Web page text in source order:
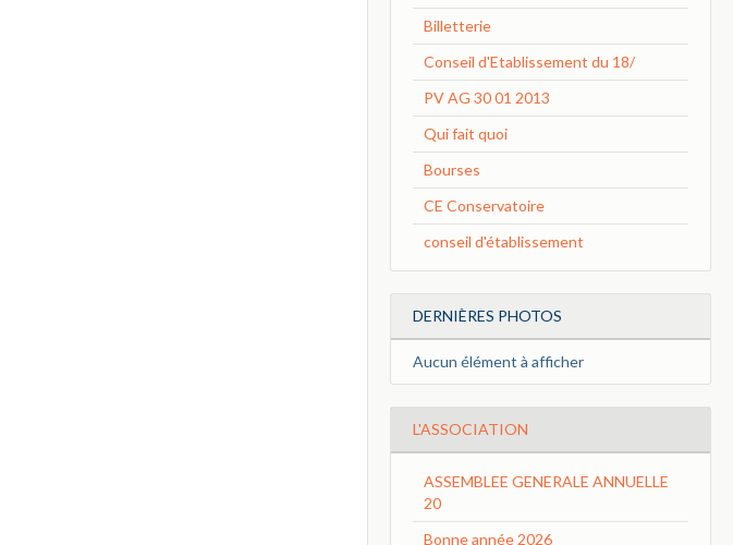
Billetterie
Conseil d'Etablissement du 18/
PV AG 30 01 2013
Qui fait quoi
Bourses
CE Conservatoire
conseil d'établissement
DERNIÈRES PHOTOS
Aucun élément à afficher
L'ASSOCIATION
ASSEMBLEE GENERALE ANNUELLE
20
Bonne année 2026